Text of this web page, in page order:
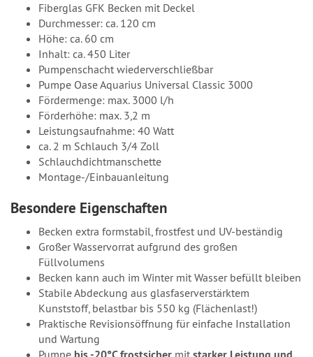
Fiberglas GFK Becken mit Deckel
Durchmesser: ca. 120 cm
Höhe: ca. 60 cm
Inhalt: ca. 450 Liter
Pumpenschacht wiederverschließbar
Pumpe Oase Aquarius Universal Classic 3000
Fördermenge: max. 3000 l/h
Förderhöhe: max. 3,2 m
Leistungsaufnahme: 40 Watt
ca. 2 m Schlauch 3/4 Zoll
Schlauchdichtmanschette
Montage-/Einbauanleitung
Besondere Eigenschaften
Becken extra formstabil, frostfest und UV-beständig
Großer Wasservorrat aufgrund des großen
Füllvolumens
Becken kann auch im Winter mit Wasser befüllt bleiben
Stabile Abdeckung aus glasfaserverstärktem
Kunststoff, belastbar bis 550 kg (Flächenlast!)
Praktische Revisionsöffnung für einfache Installation
und Wartung